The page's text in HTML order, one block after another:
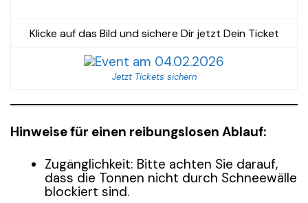
Klicke auf das Bild und sichere Dir jetzt Dein Ticket
Jetzt Tickets sichern
Hinweise für einen reibungslosen Ablauf:
Zugänglichkeit: Bitte achten Sie darauf,
dass die Tonnen nicht durch Schneewälle
blockiert sind.